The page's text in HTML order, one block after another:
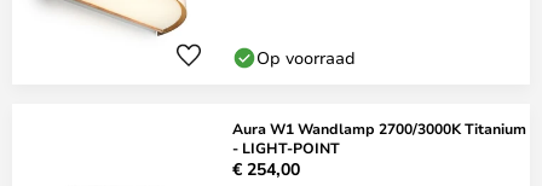
Op voorraad
Aura W1 Wandlamp 2700/3000K Titanium
- LIGHT-POINT
€ 254,00